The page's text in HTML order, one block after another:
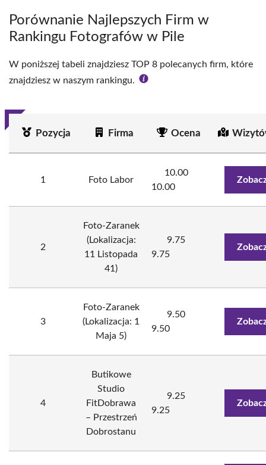
Porównanie Najlepszych Firm w
Rankingu Fotografów w Pile
W poniższej tabeli znajdziesz TOP 8 polecanych firm, które
znajdziesz w naszym rankingu.
Pozycja Firma Ocena
1 Foto Labor
10.00
10.00
2
Foto-Zaranek
(Lokalizacja:
11 Listopada
41)
9.75
9.75
3
Foto-Zaranek
(Lokalizacja: 1
Maja 5)
9.50
9.50
4
Butikowe
Studio
FitDobrawa
– Przestrzeń
Dobrostanu
9.25
9.25